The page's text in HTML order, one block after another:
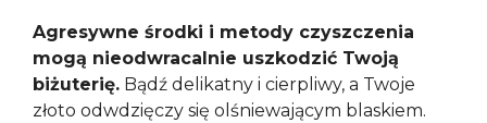
Agresywne środki i metody czyszczenia
mogą nieodwracalnie uszkodzić Twoją
biżuterię. Bądź delikatny i cierpliwy, a Twoje
złoto odwdzięczy się olśniewającym blaskiem.